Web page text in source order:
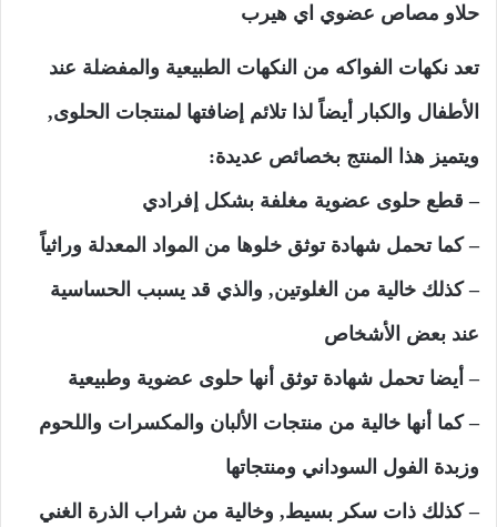
حلاو مصاص عضوي اي هيرب
تعد نكهات الفواكه من النكهات الطبيعية والمفضلة عند
الأطفال والكبار أيضاً لذا تلائم إضافتها لمنتجات الحلوى,
ويتميز هذا المنتج بخصائص عديدة:
– قطع حلوى عضوية مغلفة بشكل إفرادي
– كما تحمل شهادة توثق خلوها من المواد المعدلة وراثياً
– كذلك خالية من الغلوتين, والذي قد يسبب الحساسية
عند بعض الأشخاص
– أيضا تحمل شهادة توثق أنها حلوى عضوية وطبيعية
– كما أنها خالية من منتجات الألبان والمكسرات واللحوم
وزبدة الفول السوداني ومنتجاتها
– كذلك ذات سكر بسيط, وخالية من شراب الذرة الغني